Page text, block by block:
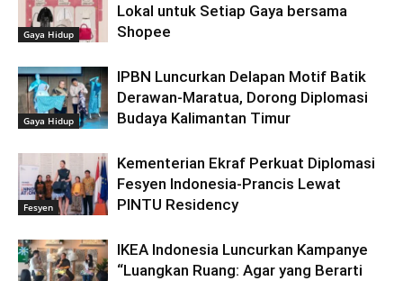
Gaya Hidup
Lokal untuk Setiap Gaya bersama
Shopee
Gaya Hidup
IPBN Luncurkan Delapan Motif Batik
Derawan-Maratua, Dorong Diplomasi
Budaya Kalimantan Timur
Fesyen
Kementerian Ekraf Perkuat Diplomasi
Fesyen Indonesia-Prancis Lewat
PINTU Residency
IKEA Indonesia Luncurkan Kampanye
“Luangkan Ruang: Agar yang Berarti